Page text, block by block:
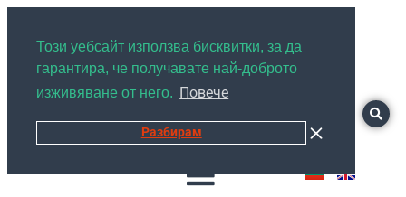
Този уебсайт използва бисквитки, за да
гарантира, че получавате най-доброто
изживяване от него.
Повече
Разбирам